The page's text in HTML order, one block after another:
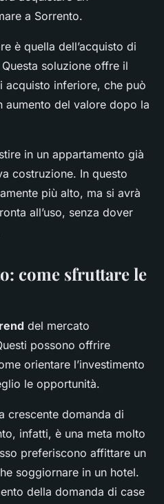
a Sorrento.
è quella dell’acquisto di
soluzione offre il
inferiore, che può
aumento del valore dopo la
in un appartamento già
costruzione. In questo
più alto, ma si avrà
all’uso, senza dover
come sfruttare le
del mercato
possono offrire
orientare l’investimento
le opportunità.
crescente domanda di
infatti, è una meta molto
preferiscono affittare un
soggiornare in un hotel.
della domanda di case